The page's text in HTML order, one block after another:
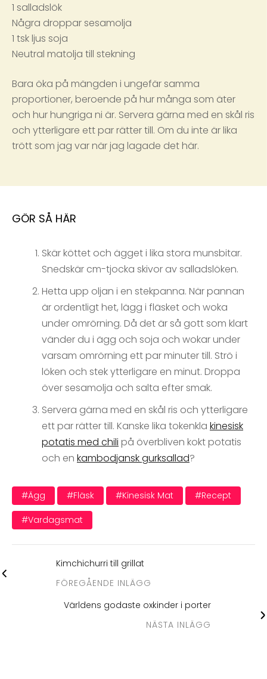
1 salladslök
Några droppar sesamolja
1 tsk ljus soja
Neutral matolja till stekning
Bara öka på mängden i ungefär samma
proportioner, beroende på hur många som äter
och hur hungriga ni är. Servera gärna med en skål ris
och ytterligare ett par rätter till. Om du inte är lika
trött som jag var när jag lagade det här.
GÖR SÅ HÄR
Skär köttet och ägget i lika stora munsbitar.
Snedskär cm-tjocka skivor av salladslöken.
Hetta upp oljan i en stekpanna. När pannan
är ordentligt het, lägg i fläsket och woka
under omrörning. Då det är så gott som klart
vänder du i ägg och soja och wokar under
varsam omrörning ett par minuter till. Strö i
löken och stek ytterligare en minut. Droppa
över sesamolja och salta efter smak.
Servera gärna med en skål ris och ytterligare
ett par rätter till. Kanske lika tokenkla kinesisk
potatis med chili på överbliven kokt potatis
och en kambodjansk gurksallad?
#ägg #fläsk #kinesisk Mat #recept
#vardagsmat
Kimchichurri till grillat
FÖREGÅENDE INLÄGG
Världens godaste oxkinder i porter
NÄSTA INLÄGG